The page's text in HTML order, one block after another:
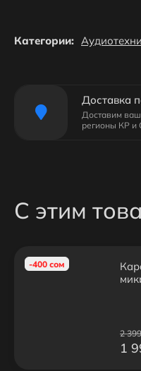
Категории:
Доставка
Доставим ваш
регионы КР и
С этим
-400 сом
2
1